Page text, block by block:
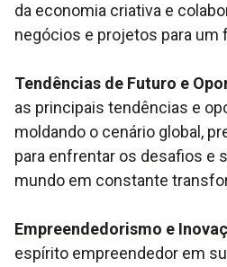
da economia criativa e
negócios e projetos para um
Tendências de Futuro e
as principais tendências e
moldando o cenário global,
para enfrentar os desafios e
mundo em constante
Empreendedorismo e
espírito empreendedor em